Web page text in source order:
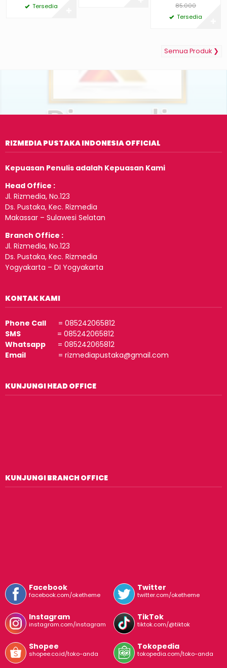
Tersedia
85.000
Tersedia
Semua Produk ❯
RIZMEDIA PUSTAKA INDONESIA OFFICIAL
Kepuasan Penulis adalah Kepuasan Kami
Head Office :
Jl. Rizmedia, No.123
Ds. Pustaka, Kec. Rizmedia
Makassar – Sulawesi Selatan
Branch Office :
Jl. Rizmedia, No.123
Ds. Pustaka, Kec. Rizmedia
Yogyakarta – DI Yogyakarta
KONTAK KAMI
Phone Call = 085242065812
SMS = 085242065812
Whatsapp = 085242065812
Email = rizmediapustaka@gmail.com
KUNJUNGI HEAD OFFICE
KUNJUNGI BRANCH OFFICE
Facebook
facebook.com/oketheme
Twitter
twitter.com/oketheme
Instagram
instagram.com/instagram
TikTok
tiktok.com/@tiktok
Shopee
shopee.co.id/toko-anda
Tokopedia
tokopedia.com/toko-anda